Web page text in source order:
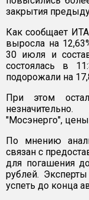
закрытия
Как сообщает
выросла на
30 июля и
состоялась в
подорожали на
При этом
"Мосэнерго", цены
По мнению
связан с
для погашения
рублей.
успеть до конца